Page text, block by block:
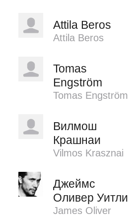
Attila Beros
Attila Beros
Tomas
Engström
Tomas Engström
Вилмош
Крашнаи
Vilmos Krasznai
Джеймс
Оливер Уитли
James Oliver